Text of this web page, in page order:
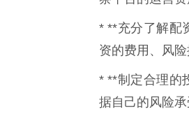
* **充分了解配
资的费用、风
* **制定合理的
据自己的风险